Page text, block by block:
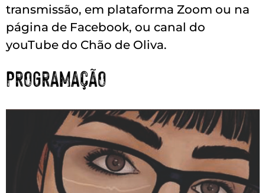
transmissão, em plataforma Zoom ou na
página de Facebook, ou canal do
youTube do Chão de Oliva.
PROGRAMAÇÃO